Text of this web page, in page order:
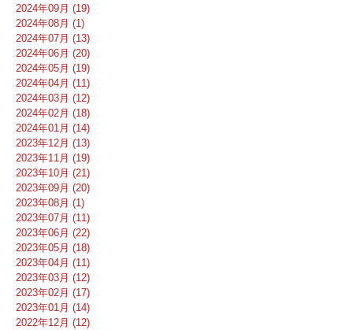
2024年09月 (19)
2024年08月 (1)
2024年07月 (13)
2024年06月 (20)
2024年05月 (19)
2024年04月 (11)
2024年03月 (12)
2024年02月 (18)
2024年01月 (14)
2023年12月 (13)
2023年11月 (19)
2023年10月 (21)
2023年09月 (20)
2023年08月 (1)
2023年07月 (11)
2023年06月 (22)
2023年05月 (18)
2023年04月 (11)
2023年03月 (12)
2023年02月 (17)
2023年01月 (14)
2022年12月 (12)